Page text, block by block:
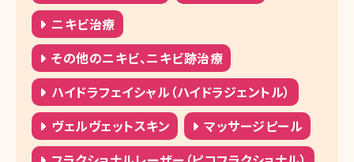
ニキビ治療
その他のニキビ、ニキビ跡治療
ハイドラフェイシャル（ハイドラジェントル）
ヴェルヴェットスキン
マッサージピール